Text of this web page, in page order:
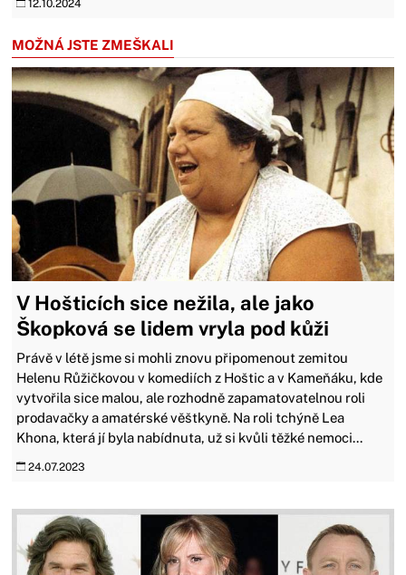
12.10.2024
MOŽNÁ JSTE ZMEŠKALI
V Hošticích sice nežila, ale jako
Škopková se lidem vryla pod kůži
Právě v létě jsme si mohli znovu připomenout zemitou
Helenu Růžičkovou v komediích z Hoštic a v Kameňáku, kde
vytvořila sice malou, ale rozhodně zapamatovatelnou roli
prodavačky a amatérské věštkyně. Na roli tchýně Lea
Khona, která jí byla nabídnuta, už si kvůli těžké nemoci...
24.07.2023